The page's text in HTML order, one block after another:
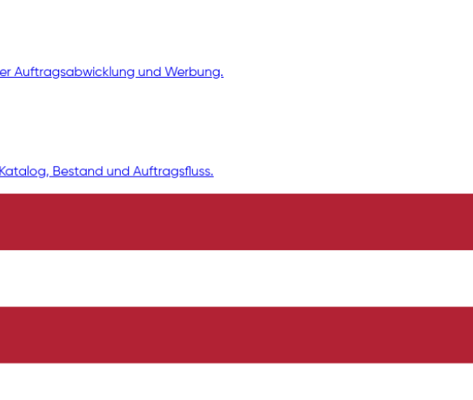
Auftragsabwicklung und Werbung.